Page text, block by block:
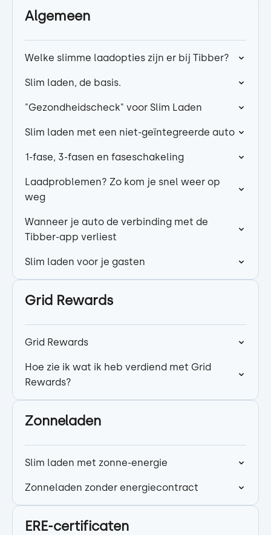
Algemeen
Welke slimme laadopties zijn er bij Tibber?
Slim laden, de basis.
"Gezondheidscheck" voor Slim Laden
Slim laden met een niet-geïntegreerde auto
1-fase, 3-fasen en faseschakeling
Laadproblemen? Zo kom je snel weer op
weg
Wanneer je auto de verbinding met de
Tibber-app verliest
Slim laden voor je gasten
Grid Rewards
Grid Rewards
Hoe zie ik wat ik heb verdiend met Grid
Rewards?
Zonneladen
Slim laden met zonne-energie
Zonneladen zonder energiecontract
ERE-certificaten